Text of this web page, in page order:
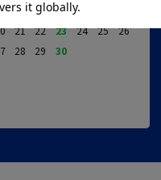
14 15 16 17
21 22 23 24 25
26
28 29 30